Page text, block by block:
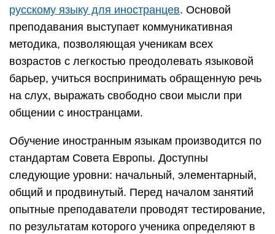
русскому языку для иностранцев. Основой
преподавания выступает коммуникативная
методика, позволяющая ученикам всех
возрастов с легкостью преодолевать языковой
барьер, учиться воспринимать обращенную речь
на слух, выражать свободно свои мысли при
общении с иностранцами.
Обучение иностранным языкам производится по
стандартам Совета Европы. Доступны
следующие уровни: начальный, элементарный,
общий и продвинутый. Перед началом занятий
опытные преподаватели проводят тестирование,
по результатам которого ученика определяют в